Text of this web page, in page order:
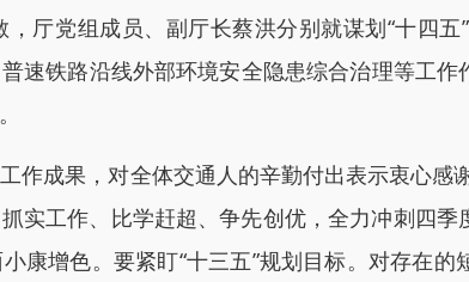
厅党组成员、副厅长蔡洪分别就谋划“十四
速铁路沿线外部环境安全隐患综合治理等工
成果，对全体交通人的辛勤付出表示衷心感
实工作、比学赶超、争先创优，全力冲刺四季
康增色。要紧盯“十三五”规划目标。对存在